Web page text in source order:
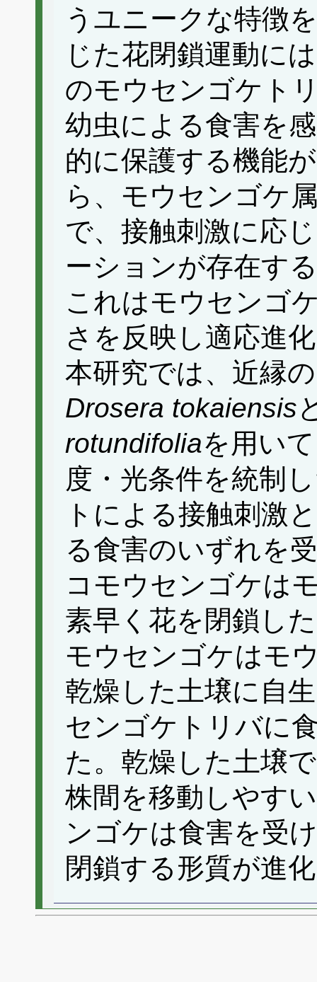
うユニークな特徴
じた花閉鎖運動に
のモウセンゴケト
幼虫による食害を
的に保護する機能
ら、モウセンゴケ
で、接触刺激に応
ーションが存在す
これはモウセンゴ
さを反映し適応進
本研究では、近縁
Drosera tokaiensis
rotundifoliaを用い
度・光条件を統制
トによる接触刺激
る食害のいずれを
コモウセンゴケは
素早く花を閉鎖し
モウセンゴケはモ
乾燥した土壌に自
センゴケトリバに
た。乾燥した土壌
株間を移動しやす
ンゴケは食害を受
閉鎖する形質が進